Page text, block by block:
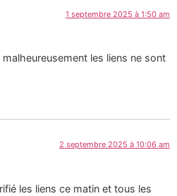
1 septembre 2025 à 1:50 am
les liens ne sont
2 septembre 2025 à 10:06 am
les liens ce matin et tous les